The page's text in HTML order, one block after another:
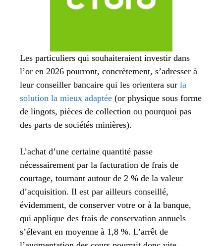
Les particuliers qui souhaiteraient investir dans
l’or en 2026 pourront, concrètement, s’adresser à
leur conseiller bancaire qui les orientera sur la
solution la mieux adaptée (or physique sous forme
de lingots, pièces de collection ou pourquoi pas
des parts de sociétés minières).
L’achat d’une certaine quantité passe
nécessairement par la facturation de frais de
courtage, tournant autour de 2 % de la valeur
d’acquisition. Il est par ailleurs conseillé,
évidemment, de conserver votre or à la banque,
qui applique des frais de conservation annuels
s’élevant en moyenne à 1,8 %. L’arrêt de